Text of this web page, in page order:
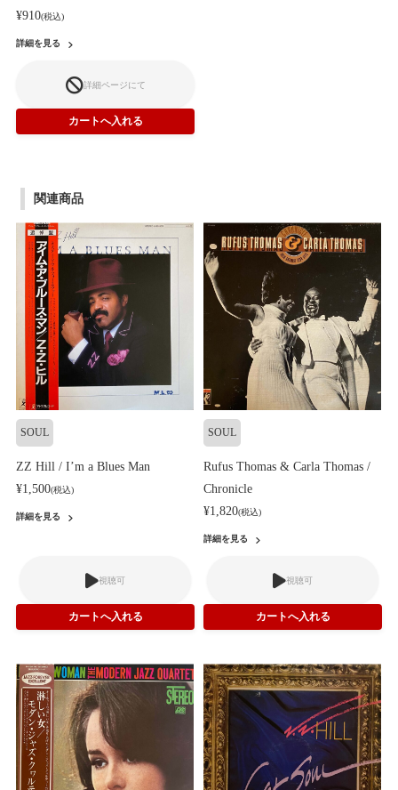
¥910(税込)
詳細を見る
詳細ページにて
関連商品
SOUL
ZZ Hill / I’m a Blues Man
¥1,500(税込)
詳細を見る
視聴可
SOUL
Rufus Thomas & Carla Thomas /
Chronicle
¥1,820(税込)
詳細を見る
視聴可